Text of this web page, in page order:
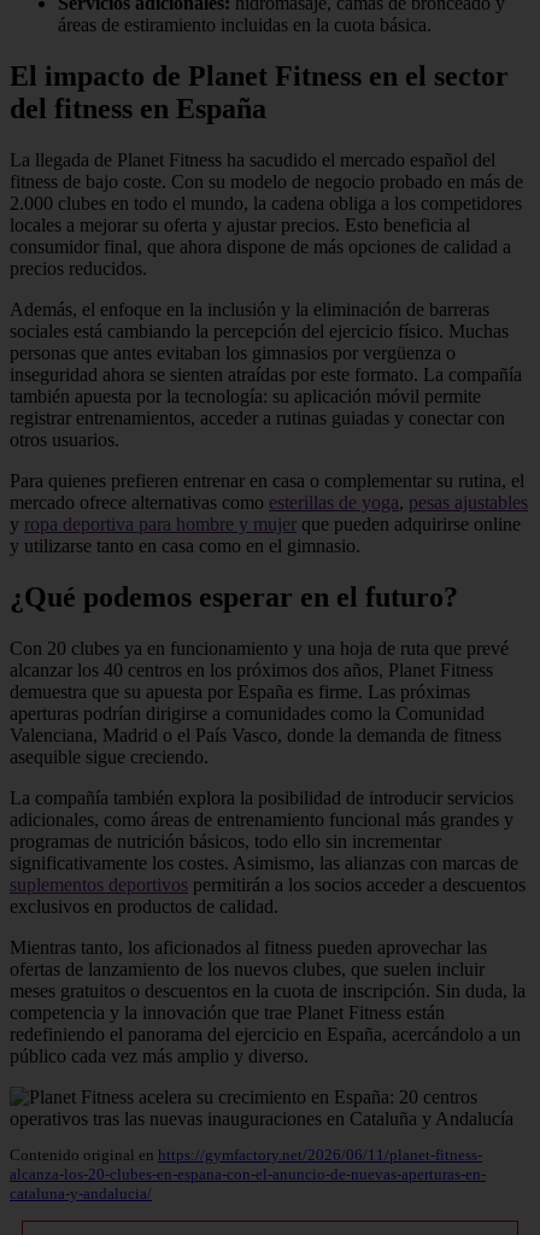
áreas de estiramiento incluidas en la cuota básica.
El impacto de Planet Fitness en el sector
del fitness en España
La llegada de Planet Fitness ha sacudido el mercado español del
fitness de bajo coste. Con su modelo de negocio probado en más de
2.000 clubes en todo el mundo, la cadena obliga a los competidores
locales a mejorar su oferta y ajustar precios. Esto beneficia al
consumidor final, que ahora dispone de más opciones de calidad a
precios reducidos.
Además, el enfoque en la inclusión y la eliminación de barreras
sociales está cambiando la percepción del ejercicio físico. Muchas
personas que antes evitaban los gimnasios por vergüenza o
inseguridad ahora se sienten atraídas por este formato. La compañía
también apuesta por la tecnología: su aplicación móvil permite
registrar entrenamientos, acceder a rutinas guiadas y conectar con
otros usuarios.
Para quienes prefieren entrenar en casa o complementar su rutina, el
mercado ofrece alternativas como esterillas de yoga, pesas ajustables
y ropa deportiva para hombre y mujer que pueden adquirirse online
y utilizarse tanto en casa como en el gimnasio.
¿Qué podemos esperar en el futuro?
Con 20 clubes ya en funcionamiento y una hoja de ruta que prevé
alcanzar los 40 centros en los próximos dos años, Planet Fitness
demuestra que su apuesta por España es firme. Las próximas
aperturas podrían dirigirse a comunidades como la Comunidad
Valenciana, Madrid o el País Vasco, donde la demanda de fitness
asequible sigue creciendo.
La compañía también explora la posibilidad de introducir servicios
adicionales, como áreas de entrenamiento funcional más grandes y
programas de nutrición básicos, todo ello sin incrementar
significativamente los costes. Asimismo, las alianzas con marcas de
suplementos deportivos permitirán a los socios acceder a descuentos
exclusivos en productos de calidad.
Mientras tanto, los aficionados al fitness pueden aprovechar las
ofertas de lanzamiento de los nuevos clubes, que suelen incluir
meses gratuitos o descuentos en la cuota de inscripción. Sin duda, la
competencia y la innovación que trae Planet Fitness están
redefiniendo el panorama del ejercicio en España, acercándolo a un
público cada vez más amplio y diverso.
Contenido original en https://gymfactory.net/2026/06/11/planet-fitness-
alcanza-los-20-clubes-en-espana-con-el-anuncio-de-nuevas-aperturas-en-
cataluna-y-andalucia/